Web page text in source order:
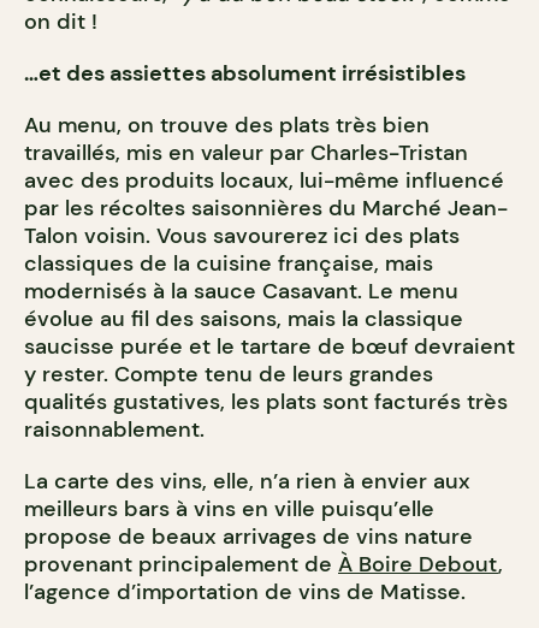
on dit !
…et des assiettes absolument irrésistibles
Au menu, on trouve des plats très bien
travaillés, mis en valeur par Charles-Tristan
avec des produits locaux, lui-même influencé
par les récoltes saisonnières du Marché Jean-
Talon voisin. Vous savourerez ici des plats
classiques de la cuisine française, mais
modernisés à la sauce Casavant. Le menu
évolue au fil des saisons, mais la classique
saucisse purée et le tartare de bœuf devraient
y rester. Compte tenu de leurs grandes
qualités gustatives, les plats sont facturés très
raisonnablement.
La carte des vins, elle, n’a rien à envier aux
meilleurs bars à vins en ville puisqu’elle
propose de beaux arrivages de vins nature
provenant principalement de À Boire Debout,
l’agence d’importation de vins de Matisse.